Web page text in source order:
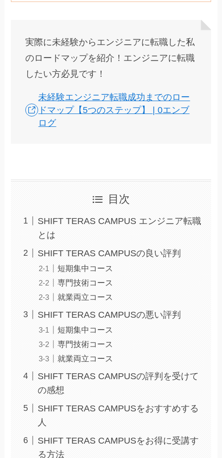
実際に未経験からエンジニアに転職した私
のロードマップを紹介！エンジニアに転職
したい方必見です！
未経験エンジニア転職成功までのロー
ドマップ【5つのステップ】 | 0エンブ
ログ
目次
SHIFT TERAS CAMPUS エンジニア転職
とは
SHIFT TERAS CAMPUSの良い評判
短期集中コース
専門技術コース
就業両立コース
SHIFT TERAS CAMPUSの悪い評判
短期集中コース
専門技術コース
就業両立コース
SHIFT TERAS CAMPUSの評判を受けて
の感想
SHIFT TERAS CAMPUSをおすすめする
人
SHIFT TERAS CAMPUSをお得に受講す
る方法